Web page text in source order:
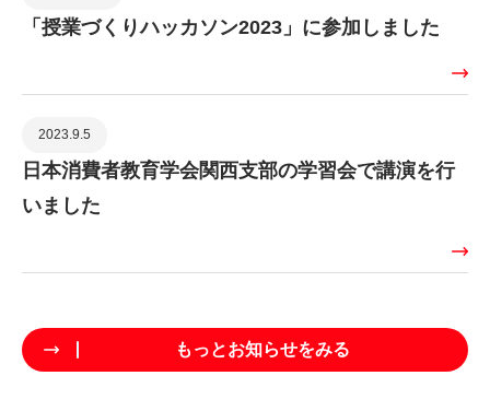
「授業づくりハッカソン2023」に参加しました
2023.9.5
日本消費者教育学会関西支部の学習会で講演を行
いました
もっとお知らせをみる